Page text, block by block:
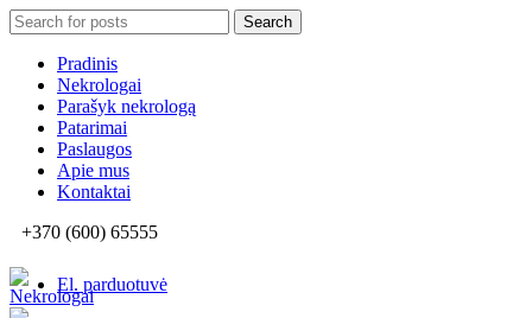
Search
for:
Search
Pradinis
Nekrologai
Parašyk nekrologą
Patarimai
Paslaugos
Apie mus
Kontaktai
+370 (600) 65555
El. parduotuvė